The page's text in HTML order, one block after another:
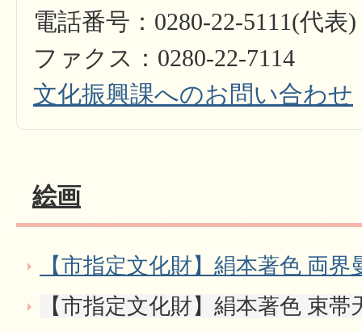
電話番号：0280-22-5111(代表)
ファクス：0280-22-7114
文化振興課へのお問い合わせ
絵画
【市指定文化財】絹本著色 両
【市指定文化財】絹本著色 束帯